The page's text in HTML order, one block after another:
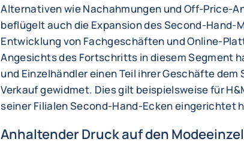
Alternativen wie Nachahmungen und Off-Price-
beflügelt auch die Expansion des Second-Hand-
Entwicklung von Fachgeschäften und Online-
Angesichts des Fortschritts in diesem Segment
und Einzelhändler einen Teil ihrer Geschäfte dem
Verkauf gewidmet. Dies gilt beispielsweise für
seiner Filialen Second-Hand-Ecken eingerichtet
Anhaltender Druck auf den